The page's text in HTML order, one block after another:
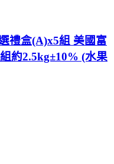
禮盒(A)x5組 美國富
約2.5kg±10% (水果